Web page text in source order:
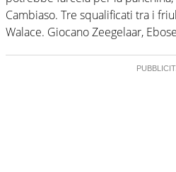
Cambiaso. Tre squalificati tra i
Walace. Giocano Zeegelaar,